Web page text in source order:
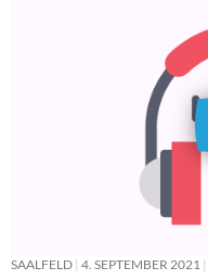
SAALFELD 4. SEPTEMBER 2021